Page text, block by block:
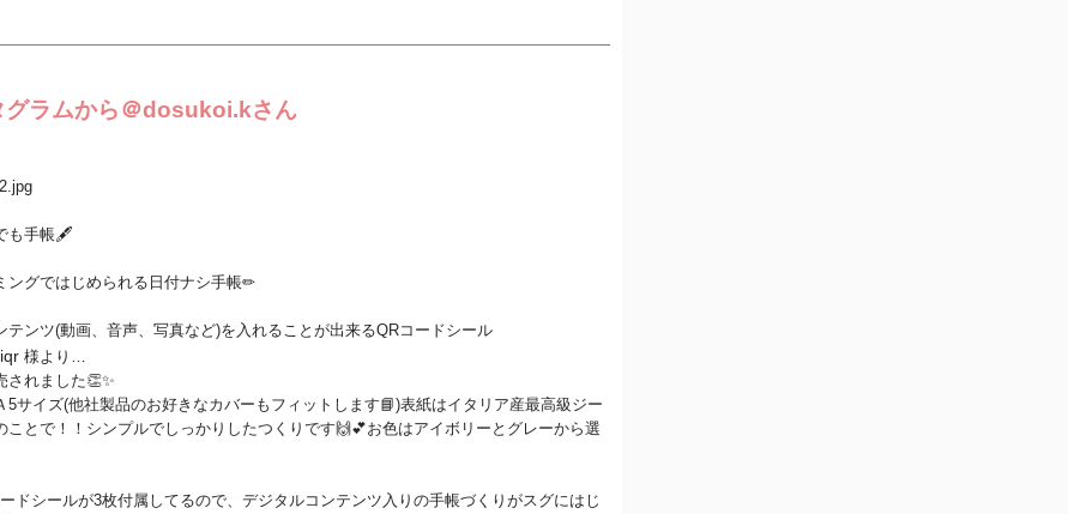
グラムから＠dosukoi.kさん
も手帳🖋
ングではじめられる日付ナシ手帳✏
テンツ(動画、音声、写真など)を入れることが出来るQRコードシール
様より…
されました👏✨
5サイズ(他社製品のお好きなカバーもフィットします📘)表紙はイタリア産最高級ジー
ことで！！シンプルでしっかりしたつくりです🙌💕お色はアイボリーとグレーから選
ドシールが3枚付属してるので、デジタルコンテンツ入りの手帳づくりがスグにはじ